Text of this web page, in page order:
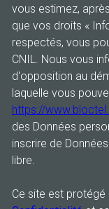
vous estimez,
que vos droits «
respectés, vous
CNIL. Nous vous
d'opposition au
laquelle vous
https://
des Données
inscrire de
libre.
Ce site est protégé